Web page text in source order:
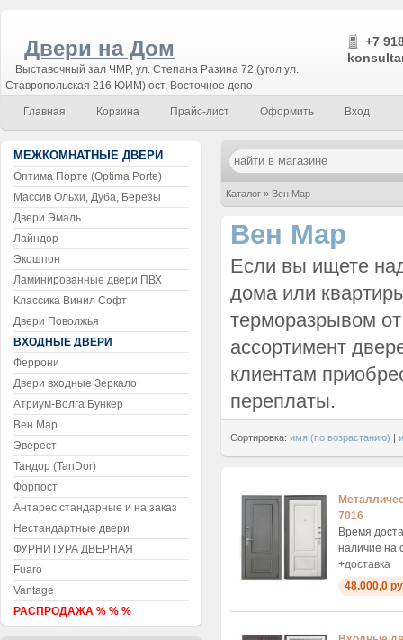
Двери на Дом
Выставочный зал ЧМР, ул. Степана Разина 72,(угол ул.
Ставропольская 216 ЮИМ) ост. Восточное депо
+7
Главная Корзина Прайс-лист Оформить Вход
Каталог » Вен Мар
Вен Мар
Если вы ищете
дома или
терморазрывом
ассортимент
клиентам
переплаты.
Сортировка: имя (по возрастанию) |
7016
Время
наличие на
+доставка
48.000,0
МЕЖКОМНАТНЫЕ ДВЕРИ
Оптима Порте (Optima Porte)
Массив Ольхи, Дуба, Березы
Двери Эмаль
Лайндор
Экошпон
Ламинированные двери ПВХ
Классика Винил Софт
Двери Поволжья
ВХОДНЫЕ ДВЕРИ
Феррони
Двери входные Зеркало
Атриум-Волга Бункер
Вен Мар
Эверест
Тандор (TanDor)
Форпост
Антарес стандарные и на заказ
Нестандартные двери
ФУРНИТУРА ДВЕРНАЯ
Fuaro
Vantage
РАСПРОДАЖА % % %